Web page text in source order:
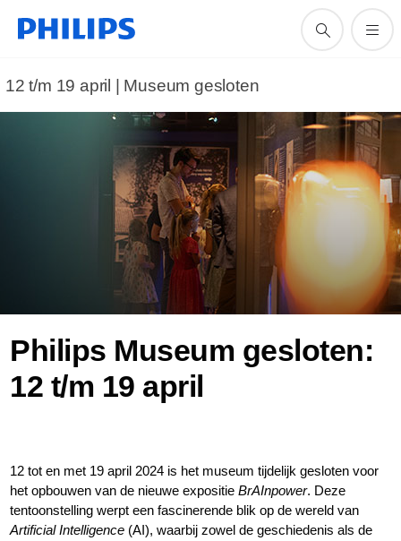
12 t/m 19 april | Museum gesloten
Philips Museum gesloten:
12 t/m 19 april
12 tot en met 19 april 2024 is het museum tijdelijk gesloten voor
het opbouwen van de nieuwe expositieBrAInpower. Deze
tentoonstelling werpt een fascinerende blik op de wereld van
Artificial Intelligence (AI), waarbij zowel de geschiedenis als de